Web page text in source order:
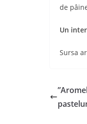
de
Un
Sursa